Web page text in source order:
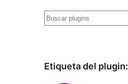
Buscar
Etiqueta del plugin: